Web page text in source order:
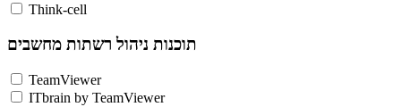
Think-cell
תוכנות ניהול רשתות מחשבים
TeamViewer
ITbrain by TeamViewer